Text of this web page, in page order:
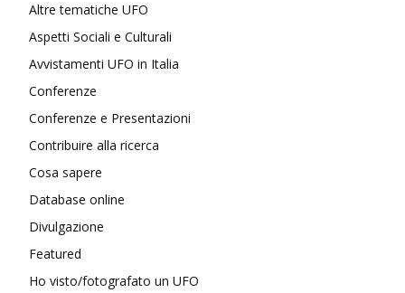
Altre tematiche UFO
Aspetti Sociali e Culturali
Avvistamenti UFO in Italia
Conferenze
Conferenze e Presentazioni
Contribuire alla ricerca
Cosa sapere
Database online
Divulgazione
Featured
Ho visto/fotografato un UFO